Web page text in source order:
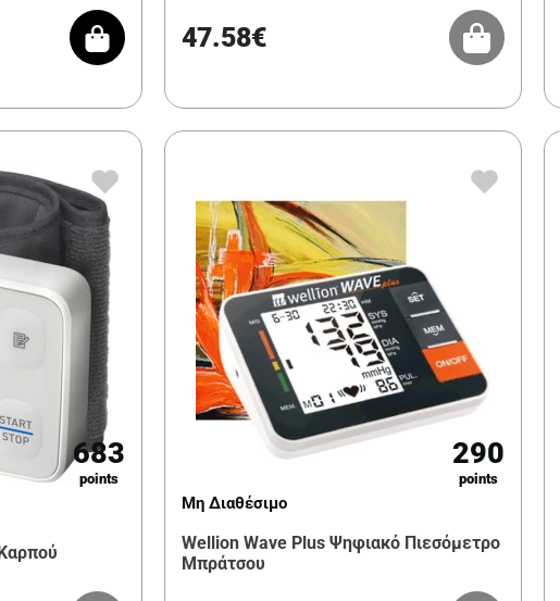
47.58€
683
points
290
points
Μη Διαθέσιμο
Wellion Wave Plus Ψηφιακό Πιεσόμετρο
Μπράτσου